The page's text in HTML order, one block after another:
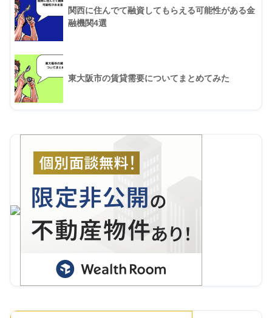
関西に住んでて融資してもらえる可能性がある金
融機関4選
東大阪市の賃貸需要についてまとめてみた